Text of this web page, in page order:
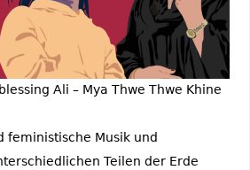
Ali – Mya Thwe Thwe Khine
feministische Musik und
Teilen der Erde